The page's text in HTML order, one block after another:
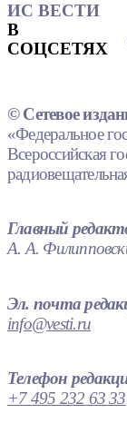
ИС ВЕСТИ
В
СОЦСЕТЯХ
© Сетевое
«Федеральное
Всероссийская
Главный
А. А.
Эл. почта
info@vesti.ru
Телефон
+7 495 232 63 33